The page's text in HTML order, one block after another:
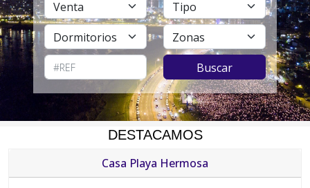
DESTACAMOS
Casa Playa Hermosa